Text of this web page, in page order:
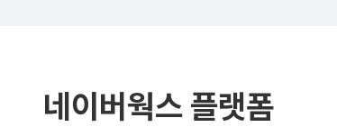
네이버웍스 플랫폼